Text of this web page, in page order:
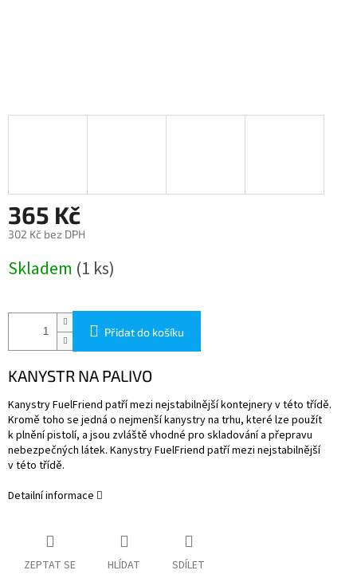
365 Kč
302 Kč bez DPH
cena:
Skladem (1 ks)
Přidat do košíku
KANYSTR NA PALIVO
Kanystry FuelFriend patří mezi nejstabilnější kontejnery v této třídě.
Kromě toho se jedná o nejmenší kanystry na trhu, které lze použít
k plnění pistolí, a jsou zvláště vhodné pro skladování a přepravu
nebezpečných látek. Kanystry FuelFriend patří mezi nejstabilnější
v této třídě.
Detailní informace
ZEPTAT SE HLÍDAT SDÍLET